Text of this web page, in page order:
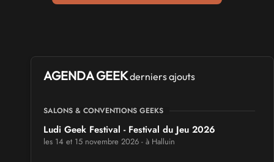
AGENDA GEEKderniers ajouts
SALONS & CONVENTIONS GEEKS
Ludi Geek Festival - Festival du Jeu 2026
les 14 et 15 novembre 2026 - à Halluin